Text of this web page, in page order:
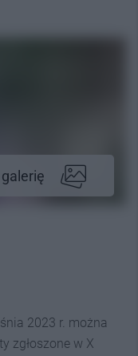
2023 r. można
zgłoszone w X